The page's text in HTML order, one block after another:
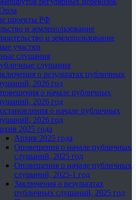
проекты РФ
и землепользование
и землепользование
участки
слушания
слушания
о результатах публичных
2026 год
о начале публичных
2026 год
о начале публичных
2026 год
2025 года
Архив 2025 года
Оповещения о начале публичных
слушаний, 2025 год
Оповещения о начале публичных
слушаний, 2025-1 год
Заключения о результатах
публичных слушаний, 2025 год